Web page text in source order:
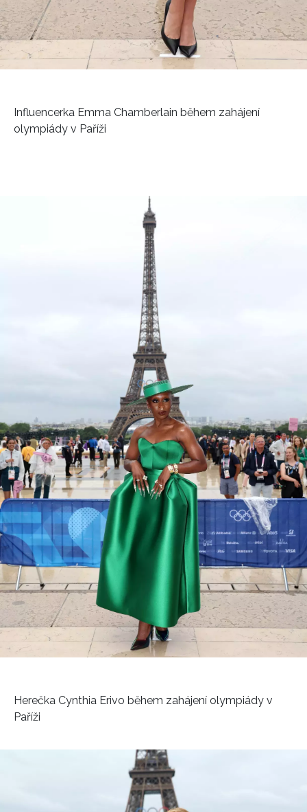
Influencerka Emma Chamberlain během zahájení
olympiády v Paříži
Herečka Cynthia Erivo během zahájení olympiády v
Paříži